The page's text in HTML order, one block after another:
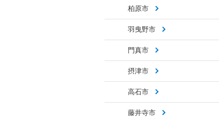
柏原市
羽曳野市
門真市
摂津市
高石市
藤井寺市